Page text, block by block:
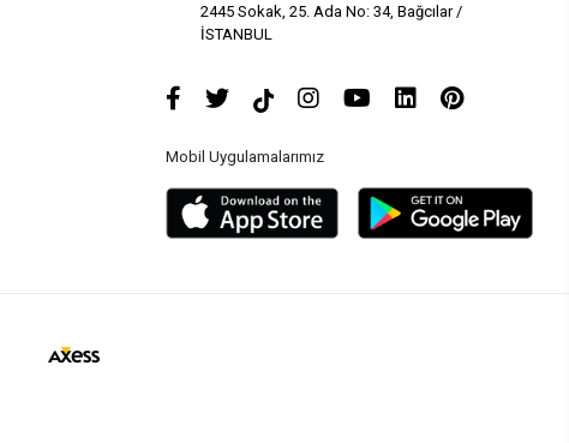
2445 Sokak, 25. Ada No: 34, Bağcılar /
İSTANBUL
Mobil Uygulamalarımız